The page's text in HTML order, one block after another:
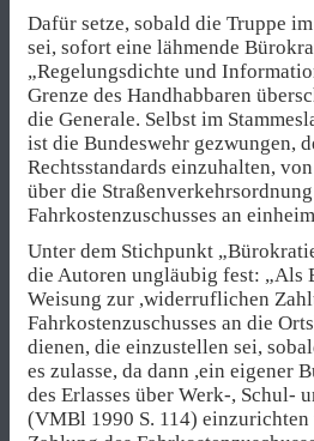
Dafür setze, sobald die Truppe
sei, sofort eine lähmende
„Regelungsdichte und
Grenze des Handhabbaren
die Generale. Selbst im
ist die Bundeswehr gezwungen,
Rechtsstandards einzuhalten,
über die
Fahrkostenzuschusses an
Unter dem Stichpunkt
die Autoren ungläubig fest: „Als
Weisung zur ,widerruflichen
Fahrkostenzuschusses an die
dienen, die einzustellen sei,
es zulasse, da dann ,ein eigener
des Erlasses über Werk-, Schul-
(VMBl 1990 S. 114)